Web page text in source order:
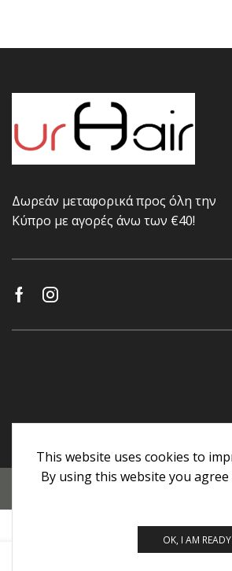
Δωρεάν μεταφορικά προς όλη την
Κύπρο με αγορές άνω των €40!
Προσωπικά Δεδομένα Πολιτική
This website uses cookies to
By using this website you
OK, I AM READY